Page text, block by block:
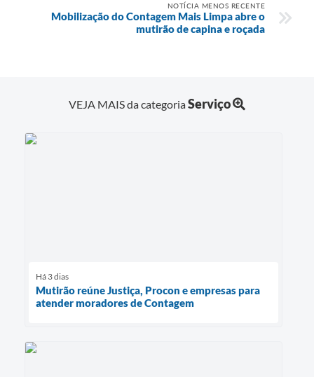
NOTÍCIA MENOS RECENTE
Mobilização do Contagem Mais Limpa abre o
mutirão de capina e roçada
VEJA MAIS da categoriaServiço
Há 3 dias
Mutirão reúne Justiça, Procon e empresas para
atender moradores de Contagem